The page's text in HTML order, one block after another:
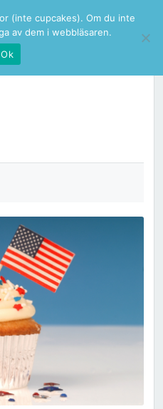
(inte cupcakes). Om du inte
av dem i webbläsaren.
Ok